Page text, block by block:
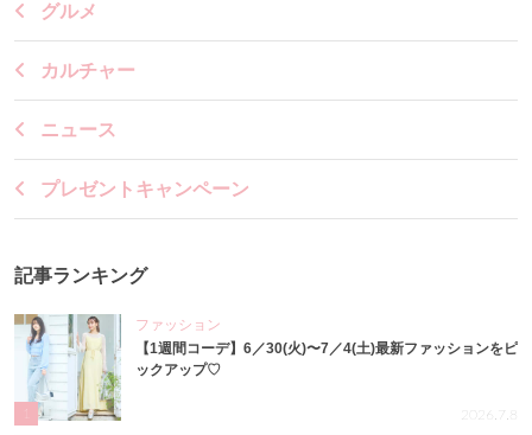
グルメ
カルチャー
ニュース
プレゼントキャンペーン
記事ランキング
ファッション
【1週間コーデ】6／30(火)〜7／4(土)最新ファッションをピ
ックアップ♡
2026.7.8